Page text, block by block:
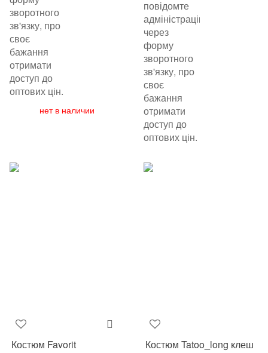
зворотного
зв'язку, про
своє
бажання
отримати
доступ до
оптових цін.
нет в наличии
повідомте
адміністрацію
через
форму
зворотного
зв'язку, про
своє
бажання
отримати
доступ до
оптових цін.
Костюм Favorit
Костюм Tatoo_long клеш